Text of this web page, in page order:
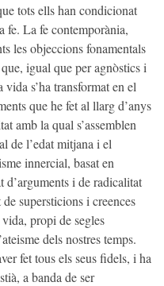
tots ells han condicionat
fe. La fe contemporània,
les objeccions fonamentals
igual que per agnòstics i
s’ha transformat en el
que he fet al llarg d’anys
amb la qual s’assemblen
de l’edat mitjana i el
innercial, basat en
d’arguments i de radicalitat
supersticions i creences
propi de segles
dels nostres temps.
fet tous els seus fidels, i ha
a banda de ser